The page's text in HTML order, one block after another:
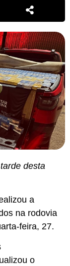
desta
a
na rodovia
feira, 27.
o